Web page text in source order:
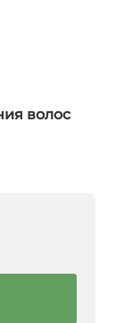
волос